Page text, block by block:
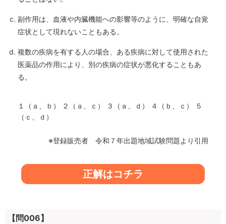
副作用は、血液や内臓機能への影響等のように、明確な自覚
症状として現れないこともある。
複数の疾病を有する人の場合、ある疾病に対して使用された
医薬品の作用により、別の疾病の症状が悪化することもあ
る。
１（ａ、ｂ） ２（ａ、ｃ） ３（ａ、ｄ） ４（ｂ、ｃ） ５
（ｃ、ｄ）
※登録販売者 令和７年出題地域試験問題より引用
正解はコチラ
【問006】